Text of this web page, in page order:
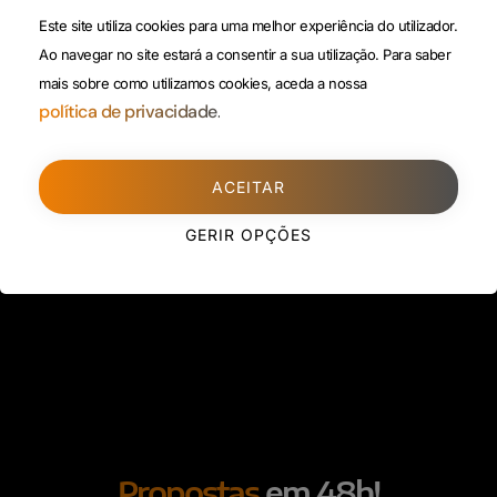
rede fixa)
Porto (Filial)
1588, 2º, sala 304
225 432 051
Política da
Privacidade
Este site utiliza cookies para uma melhor experiência do utilizador.
Ao navegar no site estará a consentir a sua utilização. Para saber
mais sobre como utilizamos cookies, aceda a nossa
política de privacidade.
ACEITAR
GERIR OPÇÕES